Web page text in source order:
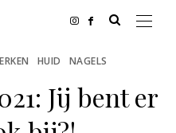
HUID NAGELS
Jij bent er